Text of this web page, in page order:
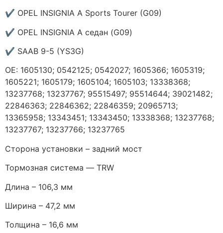
✔ OPEL INSIGNIA A Sports Tourer (G09)
✔ OPEL INSIGNIA A седан (G09)
✔ SAAB 9-5 (YS3G)
ОЕ: 1605130; 0542125; 0542027; 1605366; 1605319;
1605221; 1605179; 1605104; 1605103; 13338368;
13237768; 13237767; 95515497; 95514644; 39021482;
22846363; 22846362; 22846359; 20965713;
13365958; 13343451; 13343450; 13338368; 13237768;
13237767; 13237766; 13237765
Сторона установки – задний мост
Тормозная система — TRW
Длина – 106,3 мм
Ширина – 47,2 мм
Толщина – 16,6 мм